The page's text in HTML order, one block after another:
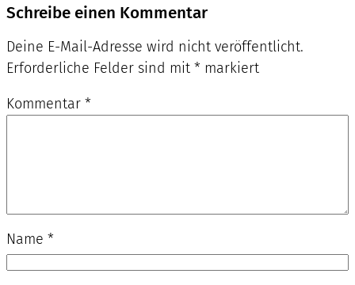
Schreibe einen Kommentar
Deine E-Mail-Adresse wird nicht veröffentlicht.
Erforderliche Felder sind mit * markiert
Kommentar *
Name *